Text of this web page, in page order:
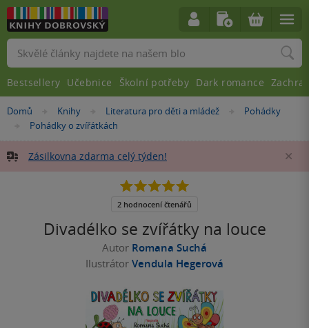
Nacházíte
Domů »Knihy »Literatura pro děti a mládež »Pohádky
»Pohádky o zvířátkách
Zásilkovna zdarma celý týden!
Divadélko se zvířátky na louce
Autor Romana Suchá
Ilustrátor Vendula Hegerová
5.0
5
2 hodnocení čtenářů
Vyhledávání
Bestsellery Učebnice Školní potřeby Dark romance